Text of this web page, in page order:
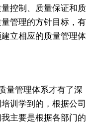
控制、质量保证和质
管理的方针目标，有
立相应的质量管理体
量管理体系才有了深
训学到的，根据公司
主要是根据各部门的